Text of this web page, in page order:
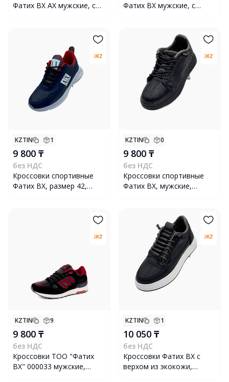
Фатих ВХ АХ мужские, с
Фатих ВХ мужские, с
KZTIN 1
9 800 ₸
без НДС
Кроссовки спортивные
Фатих ВХ, размер 42,
KZTIN 0
9 800 ₸
без НДС
Кроссовки спортивные
Фатих ВХ, мужские,
KZTIN 9
9 800 ₸
без НДС
Кроссовки ТОО "Фатих
ВХ" 000033 мужские,
KZTIN 1
10 050 ₸
без НДС
Кроссовки Фатих ВХ с
верхом из экокожи,